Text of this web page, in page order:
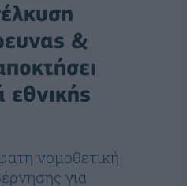
&
εθνικής
νομοθετική
για